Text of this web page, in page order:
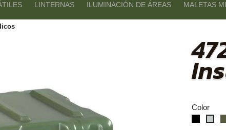
LINTERNAS ILUMINACIÓN DE ÁREAS MALETAS
Color